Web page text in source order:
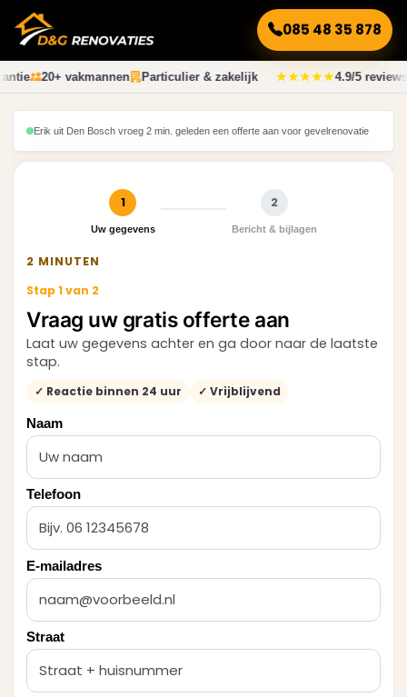
085 48 35 878
20+ vakmannen Particulier & zakelijk ★★★★★4.9/5
Erik uit Den Bosch vroeg 2 min. geleden een offerte aan voor gevelrenovatie
1
Uw gegevens
2
Bericht & bijlagen
2 MINUTEN
Stap 1 van 2
Vraag uw gratis offerte aan
Laat uw gegevens achter en ga door naar de laatste
stap.
✓ Reactie binnen 24 uur ✓ Vrijblijvend
Naam
Telefoon
E-mailadres
Straat